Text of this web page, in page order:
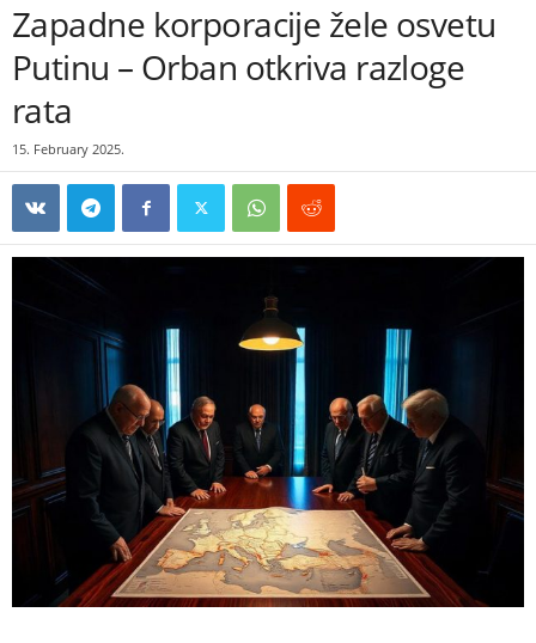
Zapadne korporacije žele osvetu
Putinu – Orban otkriva razloge
rata
15. February 2025.